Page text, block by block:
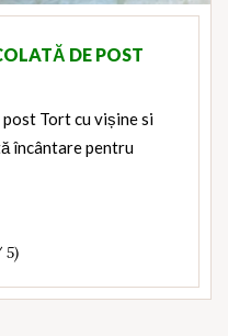
DE POST
Tort cu vișine si
încântare pentru
5)